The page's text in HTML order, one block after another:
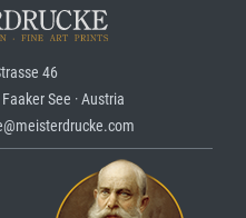
46
See · Austria